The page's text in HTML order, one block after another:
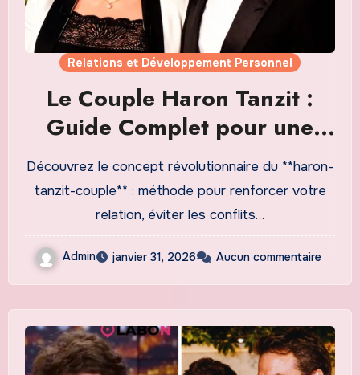
Relations et Développement Personnel
Le Couple Haron Tanzit :
Guide Complet pour une
Relation Épanouissante en
2026
Découvrez le concept révolutionnaire du **haron-
tanzit-couple** : méthode pour renforcer votre
relation, éviter les conflits…
Admin janvier 31, 2026 Aucun commentaire